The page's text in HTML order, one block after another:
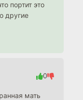
портит это
другие
0